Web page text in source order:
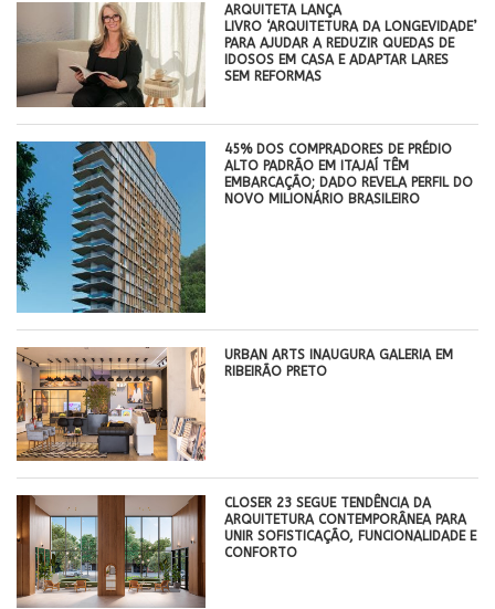
ARQUITETA LANÇA
LIVRO ‘ARQUITETURA DA LONGEVIDADE’
PARA AJUDAR A REDUZIR QUEDAS DE
IDOSOS EM CASA E ADAPTAR LARES
SEM REFORMAS
45% DOS COMPRADORES DE PRÉDIO
ALTO PADRÃO EM ITAJAÍ TÊM
EMBARCAÇÃO; DADO REVELA PERFIL DO
NOVO MILIONÁRIO BRASILEIRO
​URBAN ARTS INAUGURA GALERIA EM
RIBEIRÃO PRETO
CLOSER 23 SEGUE TENDÊNCIA DA
ARQUITETURA CONTEMPORÂNEA PARA
UNIR SOFISTICAÇÃO, FUNCIONALIDADE E
CONFORTO